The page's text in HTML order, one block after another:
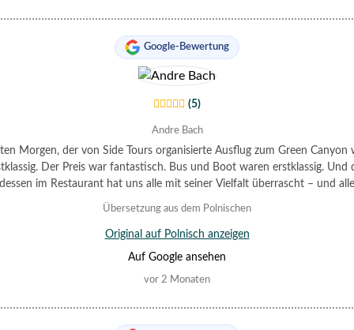
Google-Bewertung
(5)
Andre Bach
Morgen, der von Side Tours organisierte Ausflug zum Green Canyon
Der Preis war fantastisch. Bus und Boot waren erstklassig. Und
im Restaurant hat uns alle mit seiner Vielfalt überrascht – und
im Preis inbegriffen. Ich kann diese Agentur jedem empfehlen, der noch
ist. Für zukünftige Ausflüge werde ich sie definitiv wieder
Übersetzung aus dem Polnischen
Original auf Polnisch anzeigen
Auf Google ansehen
vor 2 Monaten